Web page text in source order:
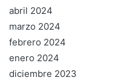
abril 2024
marzo 2024
febrero 2024
enero 2024
diciembre 2023